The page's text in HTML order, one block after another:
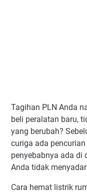
Tagihan PLN Anda
beli peralatan baru,
yang berubah?
curiga ada
penyebabnya ada di
Anda tidak
Cara hemat listrik